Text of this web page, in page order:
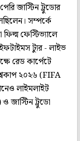
জাস্টিন ট্রুডোর
সম্পর্কে
ফেস্টিভ্যালে
ট্যুর - লাইভ
রেড কার্পেটে
২০২৬ (FIFA
লাইমলাইট
জাস্টিন ট্রুডো